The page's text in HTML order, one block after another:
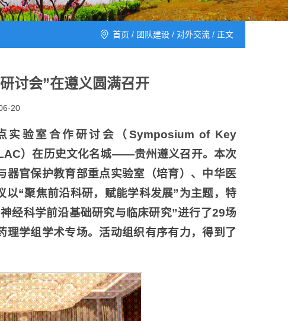
首页 / 团队建设 / 对外交流 / 正文
讨会”在遵义圆满召开
20
验室合作研讨会（Symposium of Key
）在历史文化名城——贵州遵义召开。本次
官保护教育部重点实验室（培育）、中华医
“聚焦前沿科研，赋能学科发展”为主题，特
经科学前沿基础研究与临床研究”进行了29场
学组学术专场。活动组织有序有力，得到了